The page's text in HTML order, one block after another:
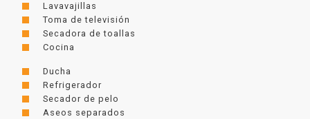
Lavavajillas
Toma de televisión
Secadora de toallas
Cocina
Ducha
Refrigerador
Secador de pelo
Aseos separados